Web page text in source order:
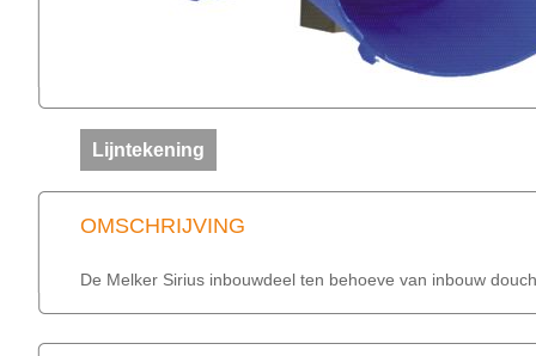
Lijntekening
OMSCHRIJVING
De Melker Sirius inbouwdeel ten behoeve van inbouw